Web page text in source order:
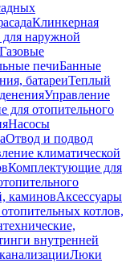
Клинкерная
наружной
Газовые
печиБанные
батареиТеплый
Управление
для отопительного
Насосы
Отвод и подвод
климатической
Комплектующие для
каминовАксессуары
котлов,
внутренней
Люки